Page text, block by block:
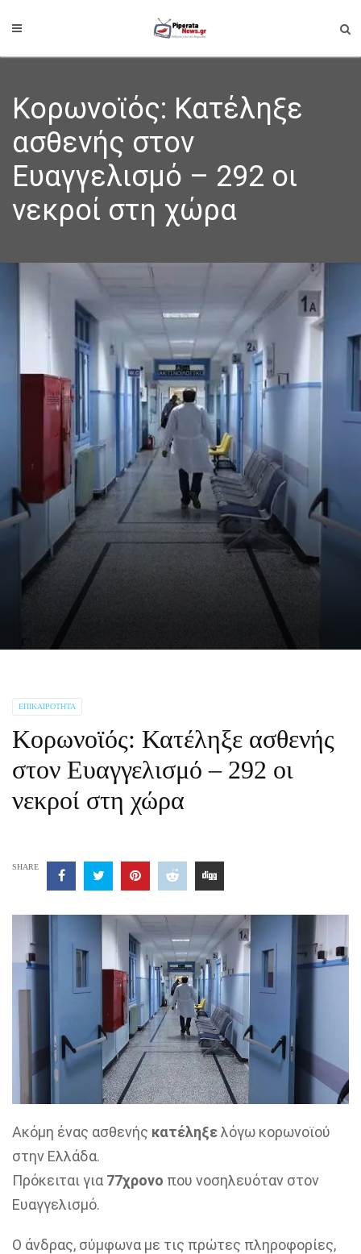
Κορωνοϊός: Κατέληξε
ασθενής στον
Ευαγγελισμό – 292 οι
νεκροί στη χώρα
ΕΠΙΚΑΙΡΌΤΗΤΑ
Κορωνοϊός: Κατέληξε ασθενής
στον Ευαγγελισμό – 292 οι
νεκροί στη χώρα
SHARE
Ακόμη ένας ασθενής κατέληξελόγω κορωνοϊού
στην Ελλάδα.
Πρόκειται για 77χρονο που νοσηλευόταν στον
Ευαγγελισμό.
Ο άνδρας, σύμφωνα με τις πρώτες πληροφορίες,